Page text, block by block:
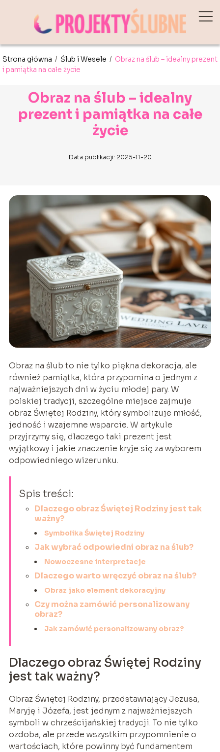
Strona główna / Ślub i Wesele / Obraz na ślub – idealny prezent
i pamiątka na całe życie
Obraz na ślub – idealny
prezent i pamiątka na całe
życie
Data publikacji: 2025-11-20
Obraz na ślub to nie tylko piękna dekoracja, ale
również pamiątka, która przypomina o jednym z
najważniejszych dni w życiu młodej pary. W
polskiej tradycji, szczególne miejsce zajmuje
obraz Świętej Rodziny, który symbolizuje miłość,
jedność i wzajemne wsparcie. W artykule
przyjrzymy się, dlaczego taki prezent jest
wyjątkowy i jakie znaczenie kryje się za wyborem
odpowiedniego wizerunku.
Spis treści:
Dlaczego obraz Świętej Rodziny jest tak
ważny?
Symbolika Świętej Rodziny
Jak wybrać odpowiedni obraz na ślub?
Nowoczesne interpretacje
Dlaczego warto wręczyć obraz na ślub?
Obraz jako element dekoracyjny
Czy można zamówić personalizowany
obraz?
Jak zamówić personalizowany obraz?
Dlaczego obraz Świętej Rodziny
jest tak ważny?
Obraz Świętej Rodziny, przedstawiający Jezusa,
Maryję i Józefa, jest jednym z najważniejszych
symboli w chrześcijańskiej tradycji. To nie tylko
ozdoba, ale przede wszystkim przypomnienie o
wartościach, które powinny być fundamentem